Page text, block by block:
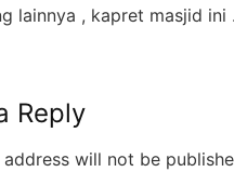
lainnya , kapret masjid ini
Reply
address will not be